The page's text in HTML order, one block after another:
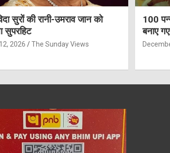
सुरों की रानी-उमराव जान को
सुपरहिट
2026 The Sunday Views
100
बनाए